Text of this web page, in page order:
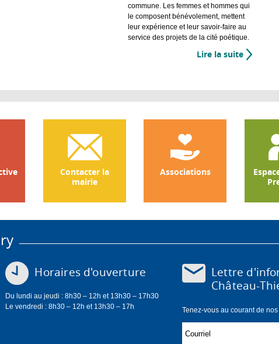
Centre
Communal
d'Action
Sociale
commune. Les femmes et hommes qui
le composent bénévolement, mettent
leur expérience et leur savoir-faire au
service des projets de la cité poétique.
Lire la suite de
des
Château-
Thierry
Contacter la
mairie
Associations
Horaires d'ouverture
Du lundi au jeudi : 8h30 – 12h et 13h30 – 17h30
Le vendredi : 8h30 – 12h et 13h30 – 17h
Lettre
Château-
Tenez-vous au courant de